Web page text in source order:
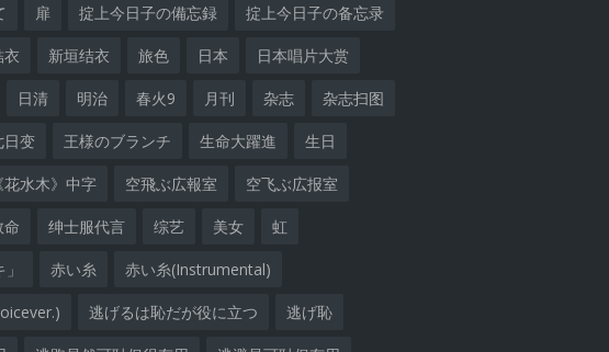
扉 掟上今日子の備忘録 掟上今日子の备忘录
衣 新垣结衣 旅色 日本 日本唱片大赏
日清 明治 春火9 月刊 杂志 杂志扫图
日变 王様のブランチ 生命大躍進 生日
花水木》中字 空飛ぶ広報室 空飞ぶ広报室
命 绅士服代言 综艺 美女 虹
赤い糸 赤い糸(Instrumental)
逃げるは恥だが役に立つ 逃げ恥